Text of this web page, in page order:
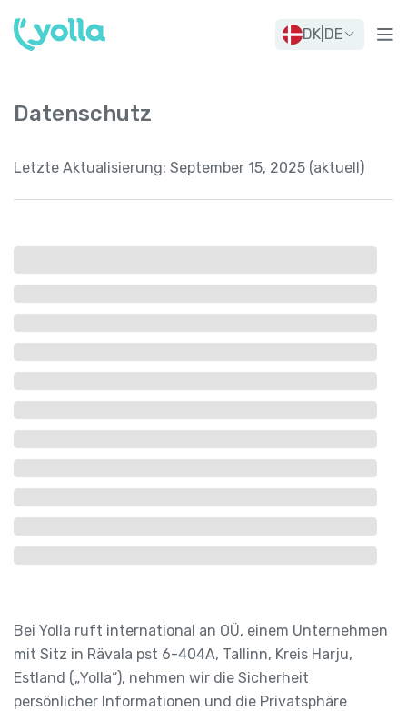
DK DE
Datenschutz
Letzte Aktualisierung: September 15, 2025 (aktuell)
Bei Yolla ruft international an OÜ, einem Unternehmen
mit Sitz in Rävala pst 6-404A, Tallinn, Kreis Harju,
Estland („Yolla“), nehmen wir die Sicherheit
persönlicher Informationen und die Privatsphäre